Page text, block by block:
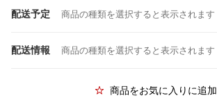
配送予定 商品の種類を選択すると表示されます
配送情報 商品の種類を選択すると表示されます
商品をお気に入りに追加